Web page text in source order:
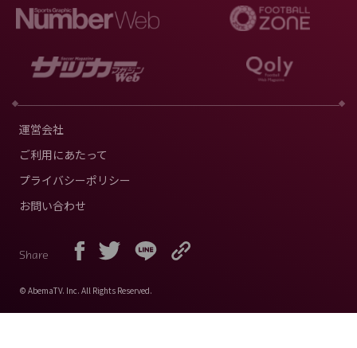
運営会社
ご利用にあたって
プライバシーポリシー
お問い合わせ
Share
© AbemaTV. Inc. All Rights Reserved.